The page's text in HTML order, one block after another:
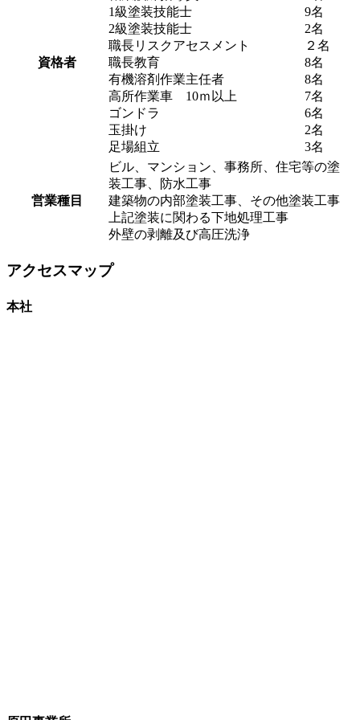
資格者
1級塗装技能士
2級塗装技能士
職長リスクアセスメント
職長教育
有機溶剤作業主任者
高所作業車 10ｍ以上
ゴンドラ
玉掛け
足場組立
9名
2名
２名
8名
8名
7名
6名
2名
3名
営業種目
ビル、マンション、事務所、住宅等の塗
装工事、防水工事
建築物の内部塗装工事、その他塗装工事
上記塗装に関わる下地処理工事
外壁の剥離及び高圧洗浄
アクセスマップ
本社